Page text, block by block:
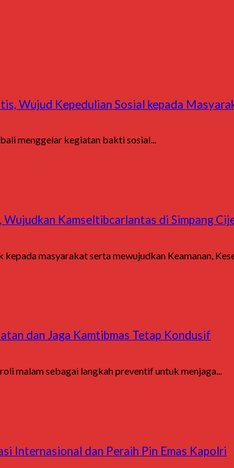
Wujud Kepedulian Sosial kepada
menggelar kegiatan bakti sosial...
Kamseltibcarlantas di Simpang
masyarakat serta mewujudkan Keamanan,
dan Jaga Kamtibmas Tetap Kondusif
malam sebagai langkah preventif untuk menjaga...
Internasional dan Peraih Pin Emas Kapolri